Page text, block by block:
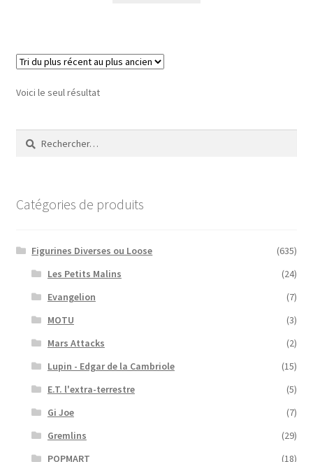
Voici le seul résultat
Rechercher :
Catégories de produits
Figurines Diverses ou Loose
(635)
Les Petits Malins
(24)
Evangelion
(7)
MOTU
(3)
Mars Attacks
(2)
Lupin - Edgar de la Cambriole
(15)
E.T. l'extra-terrestre
(5)
Gi Joe
(7)
Gremlins
(29)
POPMART
(18)